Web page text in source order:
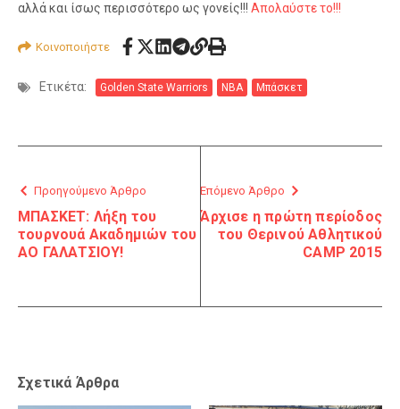
αλλά και ίσως περισσότερο ως γονείς!!! Απολαύστε το!!!
Κοινοποιήστε
Ετικέτα: Golden State Warriors NBA Μπάσκετ
Προηγούμενο Άρθρο
ΜΠΑΣΚΕΤ: Λήξη του
τουρνουά Ακαδημιών του
ΑΟ ΓΑΛΑΤΣΙΟΥ!
Επόμενο Άρθρο
Άρχισε η πρώτη περίοδος
του Θερινού Αθλητικού
CAMP 2015
Σχετικά Άρθρα